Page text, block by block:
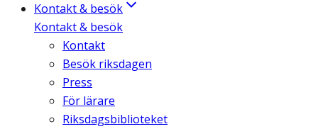
Kontakt & besök
Kontakt & besök
Kontakt
Besök riksdagen
Press
För lärare
Riksdagsbiblioteket